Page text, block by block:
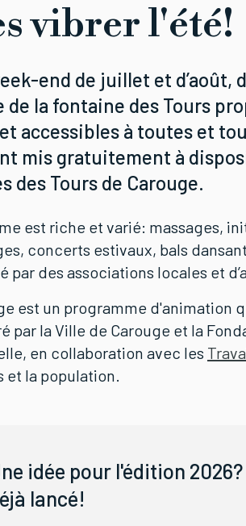
vibrer l'été!
end de juillet et d’août,
de la fontaine des Tours
accessibles à toutes et
mis gratuitement à
des Tours de Carouge.
est riche et varié: massages,
concerts estivaux, bals
par des associations locales et
est un programme d'animation
par la Ville de Carouge et la
en collaboration avec les
et la population.
idée pour l'édition
lancé!